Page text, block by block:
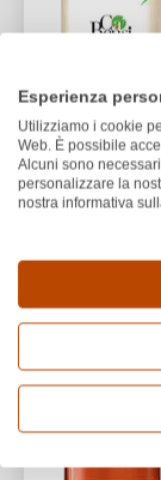
Esperienza
Utilizziamo i cookie
Web. È possibile
Alcuni sono
personalizzare la
nostra informativa